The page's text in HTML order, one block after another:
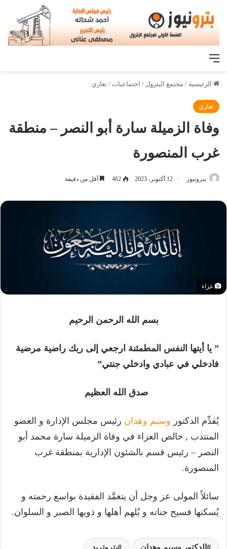
القائمة
الرئيسية / مجتمع البترول / اجتماعيات / تعازي
تعازي
وفاة الزميلة سارة أبو النصر – منطقة
غرب المنصورة
بترونيوز 12 أكتوبر، 2023 462 أقل من دقيقة
عزاء
بسم الله الرحمن الرحيم
” يا أيتها النفس المطمئنة ارجعي إلى ربك راضية مرضية
فادخلي في عبادي وادخلي جنتي”
صدق الله العظيم
يُقدِّم الدكتور وسيم وهدان رئيس مجلس الإدارة و العضو
المنتدب , خالص العزاء في وفاة الزميلة سارة محمد أبو
النصر – رئيس قسم بالشئون الإدارية بمنطقة غرب
المنصورة.
سائلاً المولى عز وجل أن يتغمَّد الفقيدة بواسع رحمته و
يُسكنها فسيح جناته و يُلهم أهلها و ذويها الصبر و السلوان.